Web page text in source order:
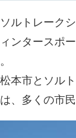
ルトレークシ
ンタースポ
本市とソルト
、多くの市